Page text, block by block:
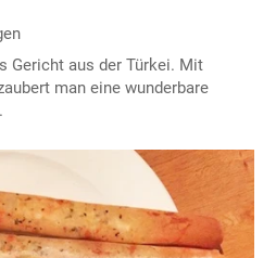
Gericht aus der Türkei. Mit
man eine wunderbare